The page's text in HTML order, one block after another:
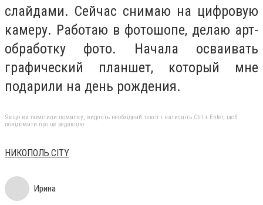
слайдами. Сейчас снимаю на цифровую
камеру. Работаю в фотошопе, делаю арт-
обработку фото. Начала осваивать
графический планшет, который мне
подарили на день рождения.
Якщо ви помітили помилку, виділіть необхідний текст і натисніть Ctrl + Enter, щоб
повідомити про це редакцію
НИКОПОЛЬ.CITY
Ирина